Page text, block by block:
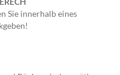
Sie innerhalb eines